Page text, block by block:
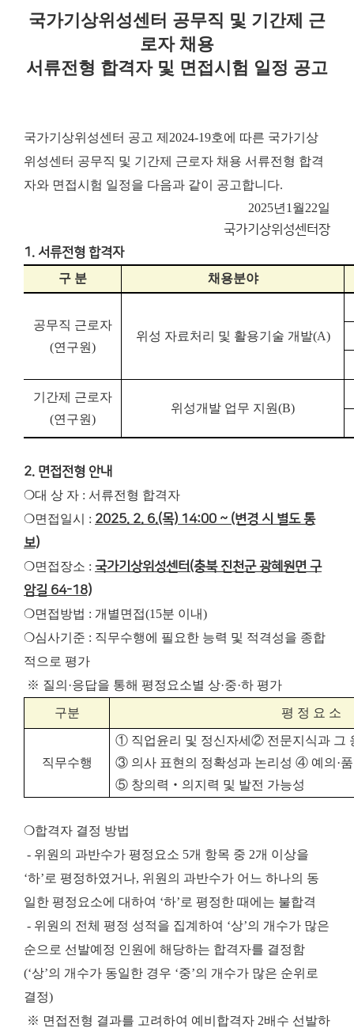
국가기상위성센터 공무직 및 기간제 근
로자 채용
서류전형 합격자 및 면접시험 일정 공고
국가기상위성센터 공고 제2024-19호에 따른 국가기상
위성센터 공무직 및 기간제 근로자 채용 서류전형 합격
자와 면접시험 일정을 다음과 같이 공고합니다.
2025년 1월22일
국가기상위성센터장
1. 서류전형 합격자
구 분 채용분야
공무직 근로자
(연구원)
위성 자료처리 및 활용기술 개발(A)
기간제 근로자
(연구원)
위성개발 업무 지원(B)
2. 면접전형 안내
❍대 상 자 : 서류전형 합격자
❍면접일시 : 2025. 2. 6.(목) 14:00 ~ (변경 시 별도 통
보)
❍면접장소 : 국가기상위성센터(충북 진천군 광혜원면 구
암길 64-18)
❍면접방법 : 개별면접(15분 이내)
❍심사기준 : 직무수행에 필요한 능력 및 적격성을 종합
적으로 평가
※ 질의·응답을 통해 평정요소별 상·중·하 평가
구분 평 정 요 소
직무수행
① 직업윤리 및 정신자세 ② 전문지식과 그
③ 의사 표현의 정확성과 논리성 ④ 예의 ·
⑤ 창의력 ‧ 의지력 및 발전 가능성
❍합격자 결정 방법
- 위원의 과반수가 평정요소 5개 항목 중 2개 이상을
‘하’로 평정하였거나, 위원의 과반수가 어느 하나의 동
일한 평정요소에 대하여 ‘하’로 평정한 때에는 불합격
- 위원의 전체 평정 성적을 집계하여 ‘상’의 개수가 많은
순으로 선발예정 인원에 해당하는 합격자를 결정함
(‘상’의 개수가 동일한 경우 ‘중’의 개수가 많은 순위로
결정)
※ 면접전형 결과를 고려하여 예비합격자 2배수 선발하